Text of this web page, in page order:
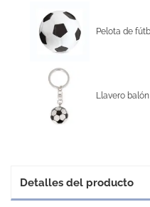
Pelota de
Llavero
Detalles del producto